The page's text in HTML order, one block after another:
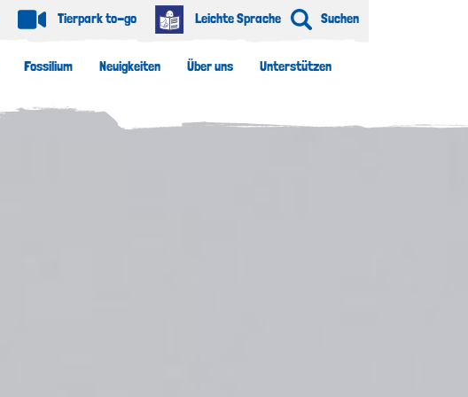
Fossilium Neuigkeiten Über uns Unterstützen
Tierpark to-go Leichte Sprache Suchen